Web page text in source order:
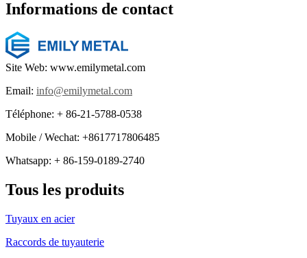
Informations de contact
Site Web: www.emilymetal.com
Email: info@emilymetal.com
Téléphone: + 86-21-5788-0538
Mobile / Wechat: +8617717806485
Whatsapp: + 86-159-0189-2740
Tous les produits
Tuyaux en acier
Raccords de tuyauterie